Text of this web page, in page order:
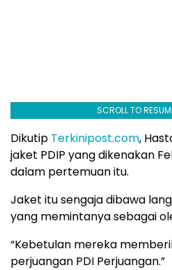
SCROLL TO
Dikutip Terkinipost.com,
jaket PDIP yang dikenakan
dalam pertemuan itu.
Jaket itu sengaja dibawa
yang memintanya sebagai
“Kebetulan mereka
perjuangan PDI Perjuangan.”